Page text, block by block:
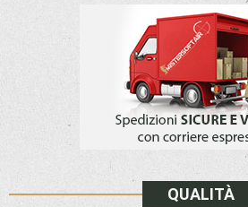
QUALITÀ